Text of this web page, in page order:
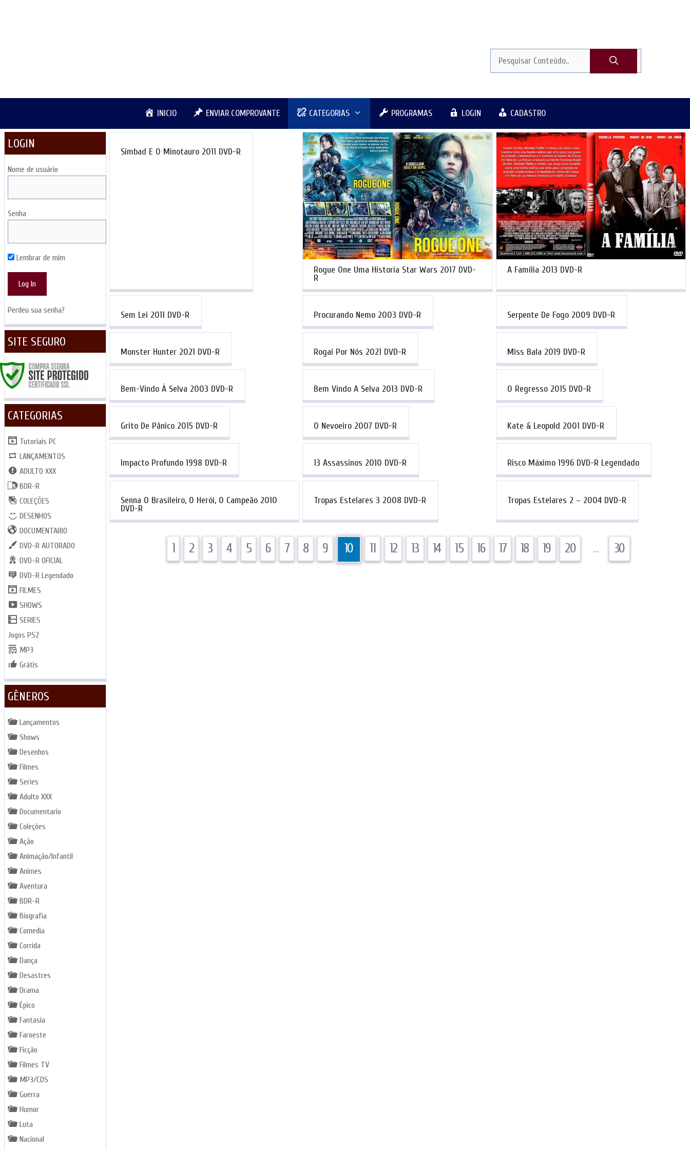
INICIO ENVIAR COMPROVANTE CATEGORIAS PROGRAMAS LOGIN CADASTRO
Simbad E O Minotauro 2011 DVD-R
Rogue One Uma Historia Star Wars 2017 DVD-
R
A Família 2013 DVD-R
Sem Lei 2011 DVD-R Procurando Nemo 2003 DVD-R Serpente De Fogo 2009 DVD-R
Monster Hunter 2021 DVD-R Rogai Por Nós 2021 DVD-R Miss Bala 2019 DVD-R
Bem-Vindo À Selva 2003 DVD-R Bem Vindo A Selva 2013 DVD-R O Regresso 2015 DVD-R
Grito De Pânico 2015 DVD-R O Nevoeiro 2007 DVD-R Kate & Leopold 2001 DVD-R
Impacto Profundo 1998‬ DVD-R 13 Assassinos 2010 DVD-R Risco Máximo 1996 DVD-R Legendado
Senna O Brasileiro, O Herói, O Campeão 2010
DVD-R
Tropas Estelares 3 2008 DVD-R Tropas Estelares 2 – 2004 DVD-R
1 2 3 4 5 6 7 8 9 10 11 12 13 14 15 16 17 18 19 20 … 30
LOGIN
Nome de usuário
Senha
Lembrar de mim
Perdeu sua senha?
SITE SEGURO
CATEGORIAS
Tutoriais PC
LANÇAMENTOS
ADULTO XXX
BDR-R
COLEÇÕES
DESENHOS
DOCUMENTARIO
DVD-R AUTORADO
DVD-R OFICIAL
DVD-R Legendado
FILMES
SHOWS
SERIES
Jogos PS2
MP3
Grátis
GÊNEROS
Lançamentos
Shows
Desenhos
Filmes
Series
Adulto XXX
Documentario
Coleções
Ação
Animação/Infantil
Animes
Aventura
BDR-R
Biografia
Comedia
Corrida
Dança
Desastres
Drama
Épico
Fantasia
Faroeste
Ficção
Filmes TV
MP3/CDS
Guerra
Humor
Luta
Nacional